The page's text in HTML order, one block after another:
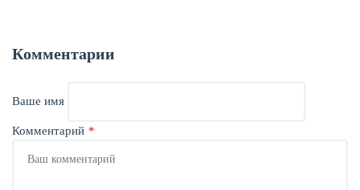
Комментарии
Ваше имя
Комментарий